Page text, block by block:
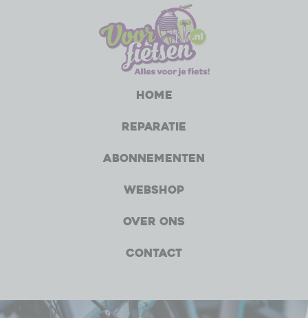
Home
Reparatie
Abonnementen
Webshop
Over ons
Contact